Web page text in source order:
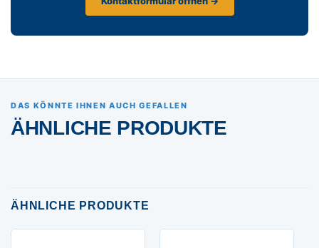
DAS KÖNNTE IHNEN AUCH GEFALLEN
ÄHNLICHE PRODUKTE
ÄHNLICHE PRODUKTE